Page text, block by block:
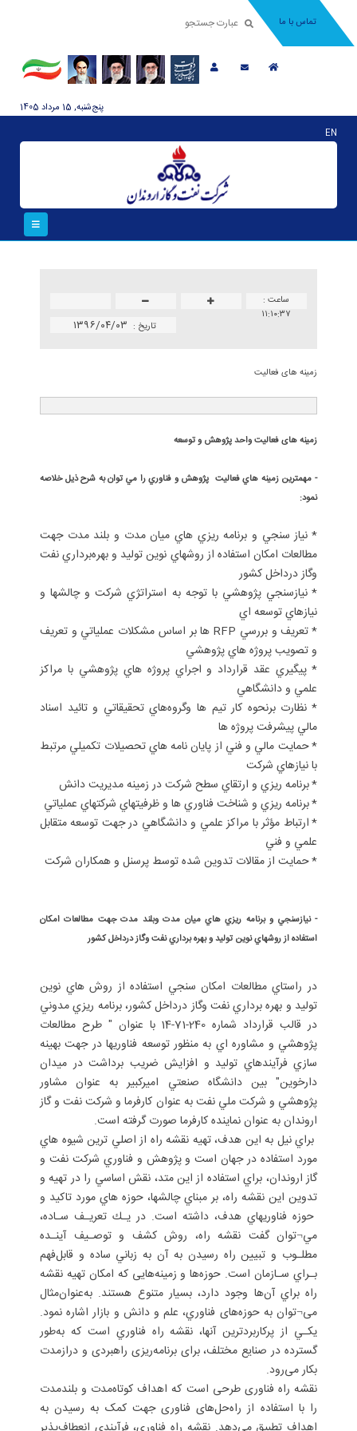
تماس با ما
پنج‌شنبه, 15 مرداد 1405
EN
ساعت :
۱۱:۱۰:۳۷
تاريخ : ۱۳۹۶/۰۴/۰۳
زمینه های فعالیت
زمینه های فعالیت واحد پژوهش و توسعه
- مهمترين زمينه هاي فعاليت پژوهش و فناوري را مي توان به شرح ذيل خلاصه
نمود:
* نياز سنجي و برنامه ريزي هاي ميان مدت و بلند مدت جهت
مطالعات امكان استفاده از روشهاي نوين توليد و بهره‌برداري نفت
وگاز درداخل كشور
* نيازسنجي پژوهشي با توجه به استراتژي شركت و چالشها و
نيازهاي توسعه اي
*
تعريف و بررسي RFP ها بر اساس مشكلات عملياتي و تعريف
و تصويب پروژه هاي پژوهشي
* پيگيري عقد قرارداد و اجراي پروژه هاي پژوهشي با مراكز
علمي و دانشگاهي
* نظارت برنحوه كار تيم ها وگروه‌هاي تحقيقاتي و تائيد اسناد
مالي پيشرفت پروژه ها
*حمايت مالي و فني از پايان نامه هاي تحصيلات تكميلي مرتبط
با نيازهاي شركت
*برنامه ريزي و ارتقاي سطح شركت در زمينه مديريت دانش
*برنامه ريزي و شناخت فناوري ها و ظرفيتهاي شركتهاي عملياتي
*ارتباط مؤثر با مراكز علمي و دانشگاهي در جهت توسعه متقابل
علمي و فني
*حمايت از مقالات تدوين شده توسط پرسنل و همكاران شركت
- نيازسنجي و برنامه ريزي هاي ميان مدت وبلند مدت جهت مطالعات امكان
استفاده از روشهاي نوين توليد و بهره برداري نفت وگاز درداخل كشور
در راستاي مطالعات امكان سنجي استفاده از روش هاي نوين
توليد و بهره برداري نفت وگاز درداخل كشور، برنامه ريزي مدوني
در قالب قرارداد شماره 240-71-14 با عنوان " طرح مطالعات
پژوهشي و مشاوره اي به منظور توسعه فناوريها در جهت بهينه
سازي فرآيندهاي توليد و افزايش ضريب برداشت در ميدان
دارخوين" بين دانشگاه صنعتي اميركبير به عنوان مشاور
پژوهشي و شركت ملي نفت به عنوان كارفرما و شركت نفت و گاز
اروندان به عنوان نماينده كارفرما صورت گرفته است.
براي نيل به اين هدف، تهيه نقشه راه از اصلي ترين شيوه هاي
مورد استفاده در جهان است و پژوهش و فناوري شركت نفت و
گاز اروندان، براي استفاده از اين متد، نقش اساسي را در تهيه و
تدوين اين نقشه راه، بر مبناي چالشها، حوزه هاي مورد تاكيد و
حوزه فناوريهاي هدف، داشته است. در يـك تعريـف سـاده،
مي¬توان گفت نقشه راه، روش كشف و توصـيف آينـده
مطلـوب و تبيين راه رسيدن به آن به زباني ساده و قابل‌فهم
بـراي سـازمان است. حوزه‌ها و زمینه‌هایی كه امكان تهيه نقشه
راه براي آن‌ها وجود دارد، بسيار متنوع هستند. به‌عنوان‌مثال
می¬توان به حوزه‌های فناوري، علم و دانش و بازار اشاره نمود.
يكـي از پركاربردترين آنها، نقشه راه فناوري است كه به‌طور
گسترده در صنایع مختلف، برای ‌‌برنامه‌ریزی راهبردی و درازمدت
بکار می‌رود.
نقشه‌‌‌ راه فناوری طرحی است که اهداف کوتاه‌مدت و بلندمدت
را با استفاده از راه‌حل‌های فناوری جهت کمک به رسیدن به